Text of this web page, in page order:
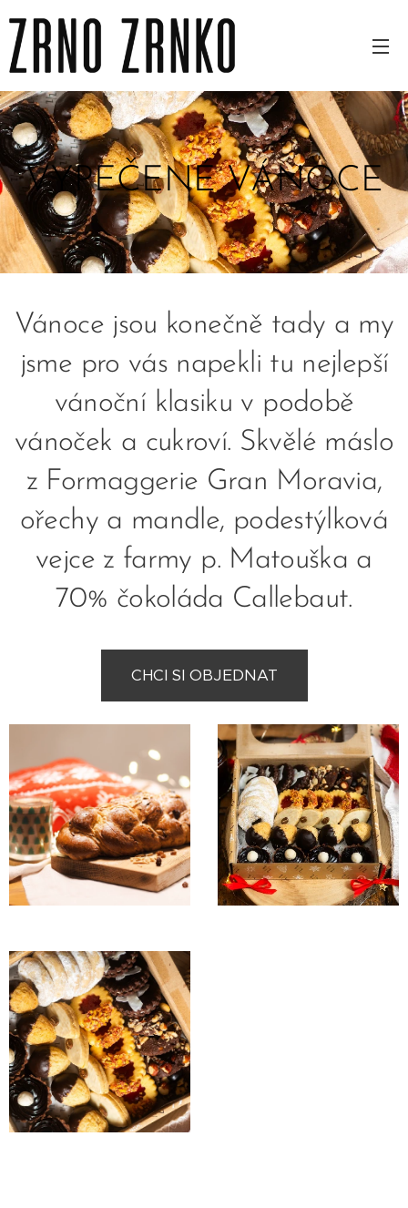
VYPEČENÉ VÁNOCE
Vánoce jsou konečně tady a my
jsme pro vás napekli tu nejlepší
vánoční klasiku v podobě
vánoček a cukroví. Skvělé máslo
z Formaggerie Gran Moravia,
ořechy a mandle, podestýlková
vejce z farmy p. Matouška a
70% čokoláda Callebaut.
CHCI SI OBJEDNAT